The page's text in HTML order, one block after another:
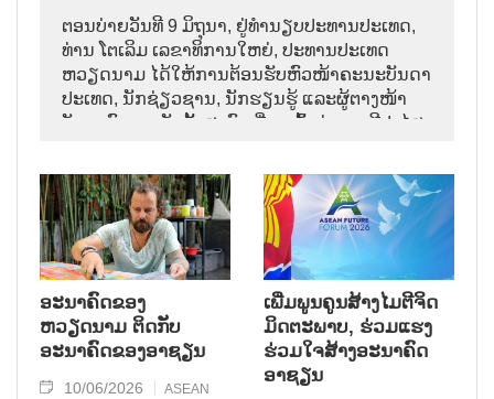
ຕອນບ່າຍວັນທີ 9 ມິຖຸນາ, ຢູ່ທຳນຽບປະທານປະເທດ,
ທ່ານ ໂຕເລິມ ເລຂາທິການໃຫຍ່, ປະທານປະເທດ
ຫວຽດນາມ ໄດ້ໃຫ້ການຕ້ອນຮັບຫົວໜ້າຄະນະບັນດາ
ປະເທດ, ນັກຊ່ຽວຊານ, ນັກຮຽນຮູ້ ແລະຜູ້ຕາງໜ້າ
ບັນດາອົງການຈັດຕັ້ງສາກົນ ທີ່ມາເຂົ້າຮ່ວມເວທີປາໄສ
ອະນາຄົດຂອງ
ຫວຽດນາມ ຕິດກັບ
ອະນາຄົດຂອງອາຊຽນ
10/06/2026 ASEAN
ເພີ່ມ​ພູ​ນ​ຄູນ​ສ້າງ​ໄມ​ຕີ​ຈິດ​
ມິດ​ຕະ​ພາບ, ຮ່ວມ​ແຮງ​
ຮ່ວມ​ໃຈ​ສ້າງ​ອະ​ນາ​ຄົດ
ອາ​ຊຽນ